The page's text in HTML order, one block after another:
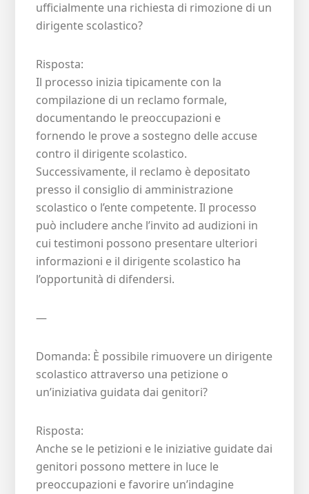
ufficialmente una richiesta di rimozione di un
dirigente scolastico?
Risposta:
Il processo inizia tipicamente con la
compilazione di un reclamo formale,
documentando le preoccupazioni e
fornendo le prove a sostegno delle accuse
contro il dirigente scolastico.
Successivamente, il reclamo è depositato
presso il consiglio di amministrazione
scolastico o l’ente competente. Il processo
può includere anche l’invito ad audizioni in
cui testimoni possono presentare ulteriori
informazioni e il dirigente scolastico ha
l’opportunità di difendersi.
—
Domanda: È possibile rimuovere un dirigente
scolastico attraverso una petizione o
un’iniziativa guidata dai genitori?
Risposta:
Anche se le petizioni e le iniziative guidate dai
genitori possono mettere in luce le
preoccupazioni e favorire un’indagine